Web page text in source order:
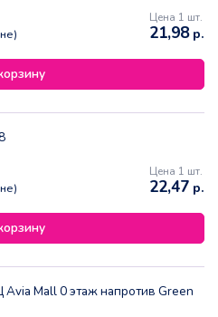
Цена 1 шт.
21,98р.
Цена 1 шт.
22,47 р.
Avia Mall 0 этаж напротив Green